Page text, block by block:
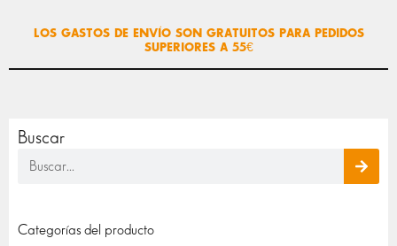
LOS GASTOS DE ENVÍO SON GRATUITOS PARA PEDIDOS
SUPERIORES A 55€
Buscar
Categorías del producto